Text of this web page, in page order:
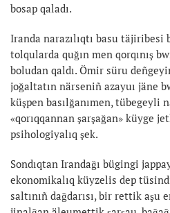
bosap qaladı.
Iranda narazılıqtı basu täjiribesi
tolqularda quğın men qorqınış
boludan qaldı. Ömir süru
joğaltatın närseniñ azayuı jäne
küşpen basılğanımen, tübegeyli
«qorıqqannan şarşağan» küyge
psihologiyalıq şek.
Sondıqtan Irandağı bügingi
ekonomikalıq küyzelis dep
saltınıñ dağdarısı, bir rettik aşu